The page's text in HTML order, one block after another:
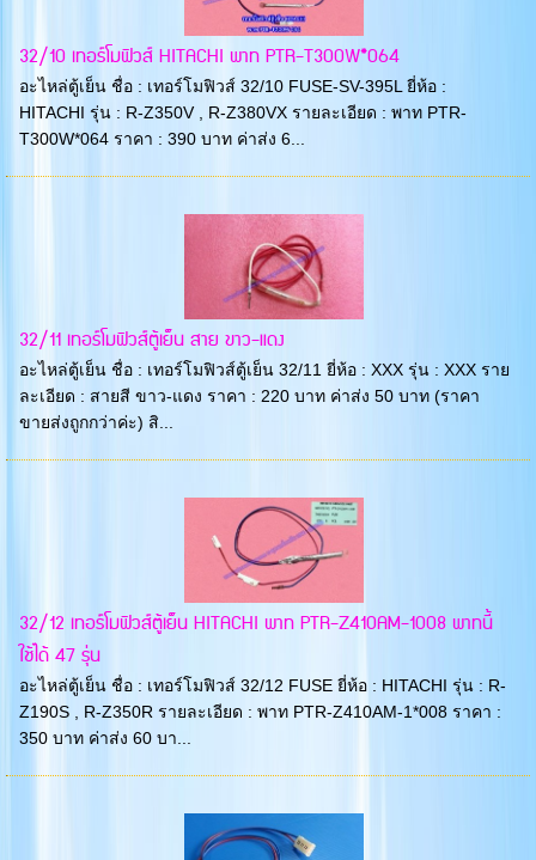
32/10 เทอร์โมฟิวส์ HITACHI พาท PTR-T300W*064
อะไหล่ตู้เย็น ชื่อ : เทอร์โมฟิวส์ 32/10 FUSE-SV-395L ยี่ห้อ :
HITACHI รุ่น : R-Z350V , R-Z380VX รายละเอียด : พาท PTR-
T300W*064 ราคา : 390 บาท ค่าส่ง 6...
32/11 เทอร์โมฟิวส์ตู้เย็น สาย ขาว-แดง
อะไหล่ตู้เย็น ชื่อ : เทอร์โมฟิวส์ตู้เย็น 32/11 ยี่ห้อ : XXX รุ่น : XXX ราย
ละเอียด : สายสี ขาว-แดง ราคา : 220 บาท ค่าส่ง 50 บาท (ราคา
ขายส่งถูกกว่าค่ะ) สิ...
32/12 เทอร์โมฟิวส์ตู้เย็น HITACHI พาท PTR-Z410AM-1008 พาทนี้
ใช้ได้ 47 รุ่น
อะไหล่ตู้เย็น ชื่อ : เทอร์โมฟิวส์ 32/12 FUSE ยี่ห้อ : HITACHI รุ่น : R-
Z190S , R-Z350R รายละเอียด : พาท PTR-Z410AM-1*008 ราคา :
350 บาท ค่าส่ง 60 บา...